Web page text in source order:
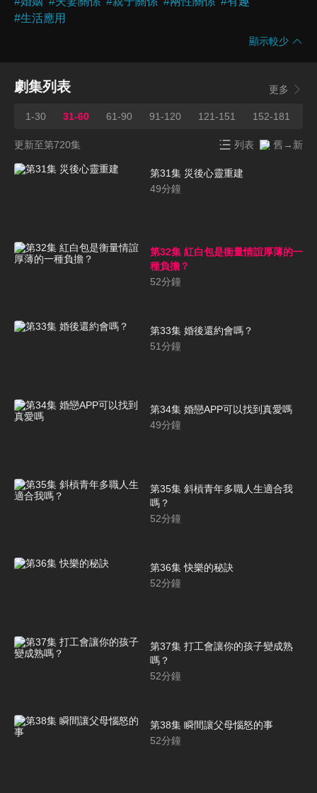
#生活應用
顯示較少
劇集列表 更多
1-30 31-60 61-90 91-120 121-151 152-181
更新至第720集 列表 舊→新
第31集 災後心靈重建
49分鐘
第32集 紅白包是衡量情誼厚薄的一
種負擔？
52分鐘
第33集 婚後還約會嗎？
51分鐘
第34集 婚戀APP可以找到真愛嗎
49分鐘
第35集 斜槓青年多職人生適合我
嗎？
52分鐘
第36集 快樂的秘訣
52分鐘
第37集 打工會讓你的孩子變成熟
嗎？
52分鐘
第38集 瞬間讓父母惱怒的事
52分鐘